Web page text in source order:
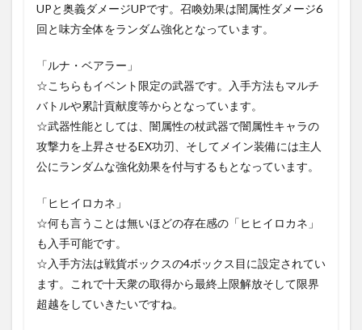
UPと奥義ダメージUPです。召喚効果は闇属性ダメージ6
回と味方全体をランダム強化となっています。
「ルナ・ベアラー」
☆こちらもイベント限定の武器です。入手方法もマルチ
バトルや累計貢献度等からとなっています。
☆武器性能としては、闇属性の杖武器で闇属性キャラの
攻撃力を上昇させるEX功刃、そしてメイン装備には主人
公にランダムな強化効果を付与するもとなっています。
「ヒヒイロカネ」
☆何も言うことは無いほどの存在感の「ヒヒイロカネ」
も入手可能です。
☆入手方法は戦貨ボックスの4ボックス目に設定されてい
ます。これで十天衆の取得から最終上限解放そして限界
超越をしていきたいですね。